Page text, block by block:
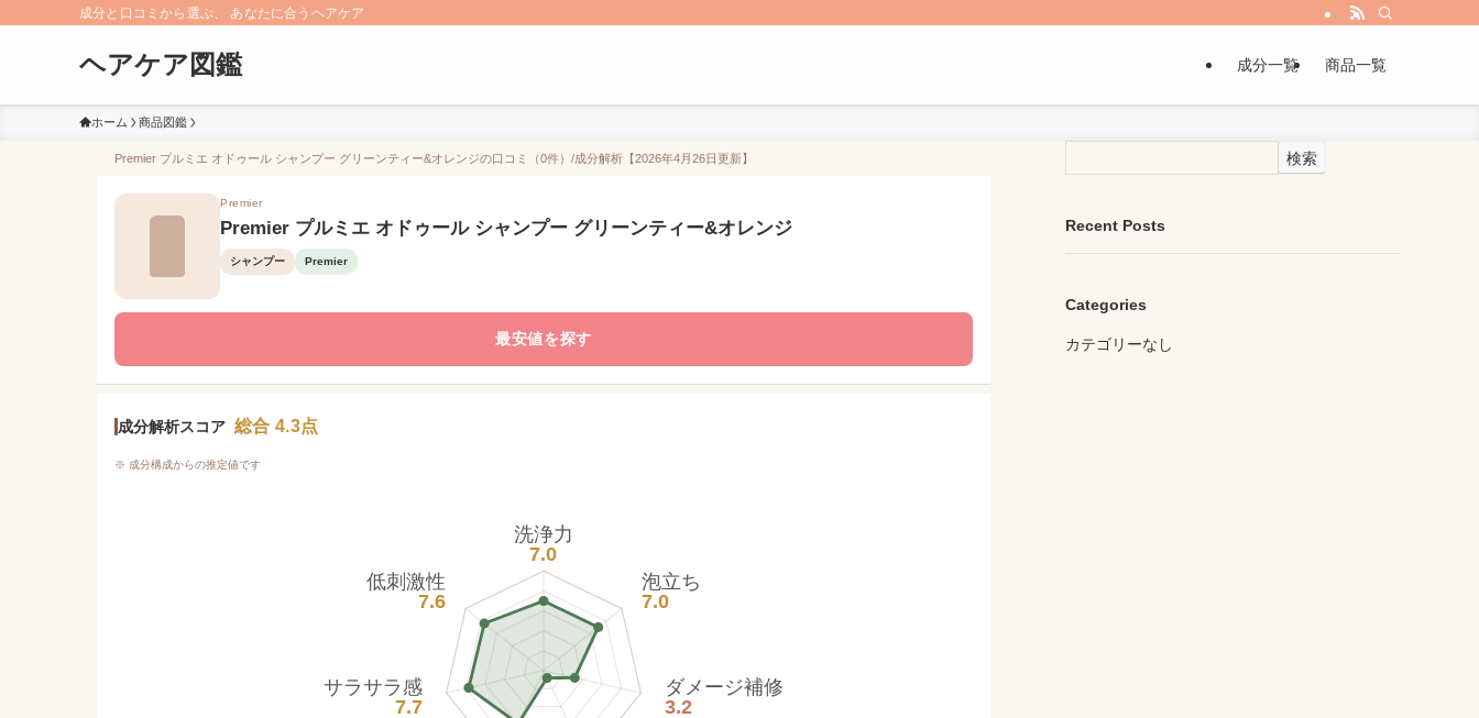
成分と口コミから選ぶ、 あなたに合うヘアケア
ヘアケア図鑑 成分一覧 商品一覧
ホーム 商品図鑑
Premier プルミエ オドゥール シャンプー グリーンティー&オレンジの口コミ（0件）/成分解析【2026年4月26日更新】
Premier
Premier プルミエ オドゥール シャンプー グリーンティー&オレンジ
シャンプー Premier
最安値を探す
成分解析スコア 総合 4.3点
※ 成分構成からの推定値です
洗浄力
7.0
泡立ち
7.0
ダメージ補修
3.2
サラサラ感
7.7
低刺激性
7.6
検索
Recent Posts
Categories
カテゴリーなし